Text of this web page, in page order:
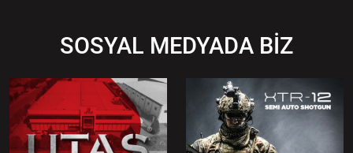
SOSYAL MEDYADA BİZ